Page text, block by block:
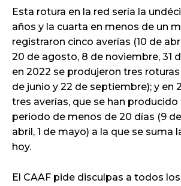
Esta rotura en la red sería la
años y la cuarta en menos de un
registraron cinco averías (10 de
20 de agosto, 8 de noviembre, 31
en 2022 se produjeron tres roturas
de junio y 22 de septiembre); y en
tres averías, que se han
periodo de menos de 20 días (9
abril, 1 de mayo) a la que se suma
hoy.
El CAAF pide disculpas a todos